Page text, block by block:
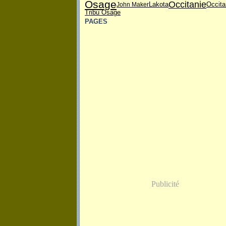
OsageJohn MakerLakotaOccitanie
Tribu Osage
PAGES
Publicité